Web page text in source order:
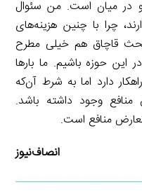
در میان است. من سئوال
چرا با چنین هزینه‌های
قاچاق هم خیلی مطرح
این حوزه باشیم. ما بارها
دارد اما به شرط آن‌که
منافع وجود داشته باشد.
منافع است.
انصاف‌نیوز